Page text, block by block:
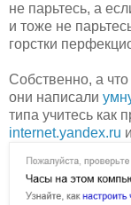
не парьтесь, а
и тоже не
горстки
Собственно, а
они написали
типа учитесь как
internet.yandex.ru